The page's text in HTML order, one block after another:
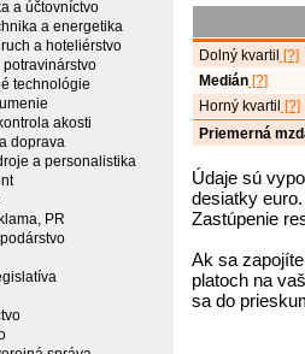
a účtovníctvo
a energetika
a hoteliérstvo
technológie
akosti
doprava
a personalistika
PR
Dolný kvartil
[?]
Medián[?]
Horný kvartil
[?]
Priemerná
Údaje sú
desiatky euro.
Zastúpenie
Ak sa
platoch na
sa do